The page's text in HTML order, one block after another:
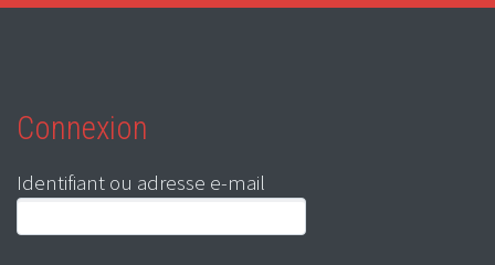
Connexion
Identifiant ou adresse e-mail